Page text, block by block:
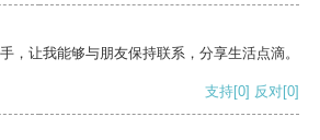
，让我能够与朋友保持联系，分享生活点滴。
支持[0] 反对[0]